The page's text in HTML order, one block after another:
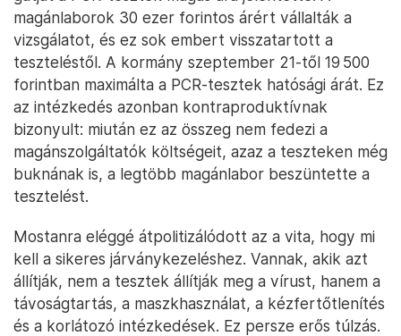
magánlaborok 30 ezer forintos árért vállalták a
vizsgálatot, és ez sok embert visszatartott a
teszteléstől. A kormány szeptember 21-től 19 500
forintban maximálta a PCR-tesztek hatósági árát. Ez
az intézkedés azonban kontraproduktívnak
bizonyult: miután ez az összeg nem fedezi a
magánszolgáltatók költségeit, azaz a teszteken még
buknának is, a legtöbb magánlabor beszüntette a
tesztelést.
Mostanra eléggé átpolitizálódott az a vita, hogy mi
kell a sikeres járványkezeléshez. Vannak, akik azt
állítják, nem a tesztek állítják meg a vírust, hanem a
távoságtartás, a maszkhasználat, a kézfertőtlenítés
és a korlátozó intézkedések. Ez persze erős túlzás.